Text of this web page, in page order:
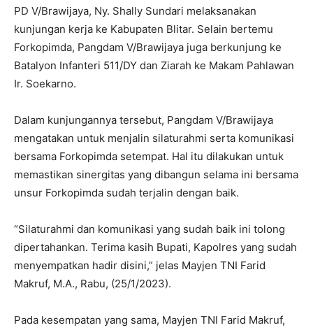
PD V/Brawijaya, Ny. Shally Sundari melaksanakan
kunjungan kerja ke Kabupaten Blitar. Selain bertemu
Forkopimda, Pangdam V/Brawijaya juga berkunjung ke
Batalyon Infanteri 511/DY dan Ziarah ke Makam Pahlawan
Ir. Soekarno.
Dalam kunjungannya tersebut, Pangdam V/Brawijaya
mengatakan untuk menjalin silaturahmi serta komunikasi
bersama Forkopimda setempat. Hal itu dilakukan untuk
memastikan sinergitas yang dibangun selama ini bersama
unsur Forkopimda sudah terjalin dengan baik.
“Silaturahmi dan komunikasi yang sudah baik ini tolong
dipertahankan. Terima kasih Bupati, Kapolres yang sudah
menyempatkan hadir disini,” jelas Mayjen TNI Farid
Makruf, M.A., Rabu, (25/1/2023).
Pada kesempatan yang sama, Mayjen TNI Farid Makruf,